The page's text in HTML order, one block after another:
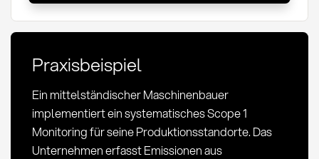
Emissionen:
Definition,
und
Bedeutung
im
Einkauf
Praxisbeispiel
Ein mittelständischer Maschinenbauer
implementiert ein systematisches Scope 1
Monitoring für seine Produktionsstandorte. Das
Unternehmen erfasst Emissionen aus